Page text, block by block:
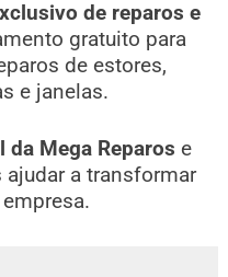
de reparos e
gratuito para
de estores,
e janelas.
da Mega Reparos e
a transformar